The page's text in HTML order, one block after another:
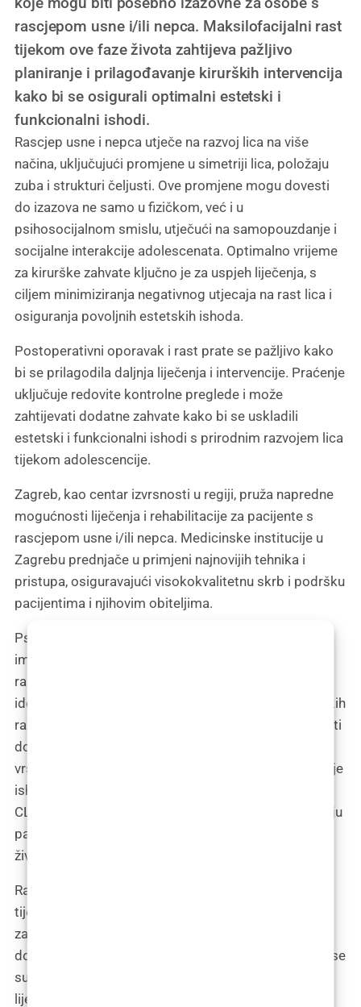
rascjepom usne i/ili nepca. Maksilofacijalni rast
tijekom ove faze života zahtijeva pažljivo
planiranje i prilagođavanje kirurških intervencija
kako bi se osigurali optimalni estetski i
funkcionalni ishodi.
Rascjep usne i nepca utječe na razvoj lica na više
načina, uključujući promjene u simetriji lica, položaju
zuba i strukturi čeljusti. Ove promjene mogu dovesti
do izazova ne samo u fizičkom, već i u
psihosocijalnom smislu, utječući na samopouzdanje i
socijalne interakcije adolescenata. Optimalno vrijeme
za kirurške zahvate ključno je za uspjeh liječenja, s
ciljem minimiziranja negativnog utjecaja na rast lica i
osiguranja povoljnih estetskih ishoda.
Postoperativni oporavak i rast prate se pažljivo kako
bi se prilagodila daljnja liječenja i intervencije. Praćenje
uključuje redovite kontrolne preglede i može
zahtijevati dodatne zahvate kako bi se uskladili
estetski i funkcionalni ishodi s prirodnim razvojem lica
tijekom adolescencije.
Zagreb, kao centar izvrsnosti u regiji, pruža napredne
mogućnosti liječenja i rehabilitacije za pacijente s
rascjepom usne i/ili nepca. Medicinske institucije u
Zagrebu prednjače u primjeni najnovijih tehnika i
pristupa, osiguravajući visokokvalitetnu skrb i podršku
pacijentima i njihovim obiteljima.
Psihosocijalni aspekti liječenja rascjepa usne i nepca
imaju dubok utjecaj na pacijente, osobito tijekom
ranjivog razdoblja adolescencije. Samopouzdanje i
identitet adolescenata mogu biti narušeni zbog fizičkih
razlika i percepcije vlastitog izgleda, što može dovesti
do izazova u socijalnim interakcijama i odnosima s
vršnjacima. Mjerenje ishoda pomoću alata za mjerenje
ishoda iz perspektive pacijenta (PROMs), kao što su
CLEFT-Q™ i FACE-Q™, pruža vrijedne uvide u percepciju
pacijenata o vlastitim estetskim ishodima i kvaliteti
života.
Razlike u percepciji estetike lica među spolovima
tijekom adolescencije također su važan aspekt koji
zahtijeva pažnju. Djevojke i dječaci mogu različito
doživljavati svoje estetske ishode i izazove s kojima se
suočavaju, što zahtijeva individualizirani pristup u
liječenju i podršci.